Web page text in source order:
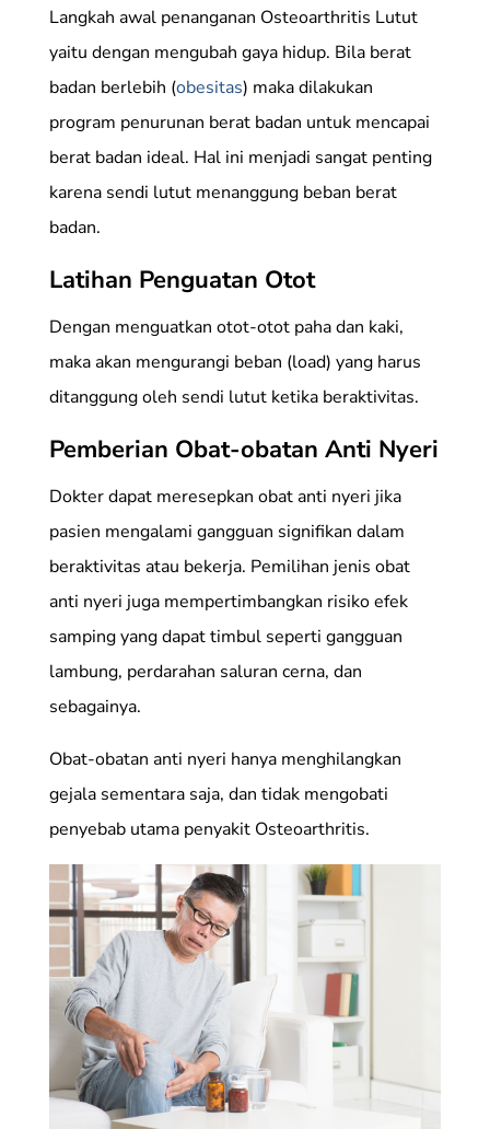
Langkah awal penanganan Osteoarthritis Lutut
yaitu dengan mengubah gaya hidup. Bila berat
badan berlebih (obesitas) maka dilakukan
program penurunan berat badan untuk mencapai
berat badan ideal. Hal ini menjadi sangat penting
karena sendi lutut menanggung beban berat
badan.
Latihan Penguatan Otot
Dengan menguatkan otot-otot paha dan kaki,
maka akan mengurangi beban (load) yang harus
ditanggung oleh sendi lutut ketika beraktivitas.
Pemberian Obat-obatan Anti Nyeri
Dokter dapat meresepkan obat anti nyeri jika
pasien mengalami gangguan signifikan dalam
beraktivitas atau bekerja. Pemilihan jenis obat
anti nyeri juga mempertimbangkan risiko efek
samping yang dapat timbul seperti gangguan
lambung, perdarahan saluran cerna, dan
sebagainya.
Obat-obatan anti nyeri hanya menghilangkan
gejala sementara saja, dan tidak mengobati
penyebab utama penyakit Osteoarthritis.